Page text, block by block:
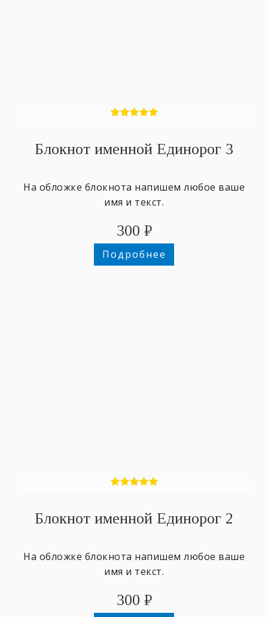
Блокнот именной Единорог 3
На обложке блокнота напишем любое ваше
имя и текст.
300 ₽
Подробнее
Блокнот именной Единорог 2
На обложке блокнота напишем любое ваше
имя и текст.
300 ₽